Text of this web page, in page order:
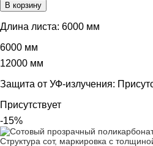
8800,00 ₽
В корзину
Длина листа: 6000 мм
6000 мм
12000 мм
Защита от УФ-излучения:
Присутствует
-15%